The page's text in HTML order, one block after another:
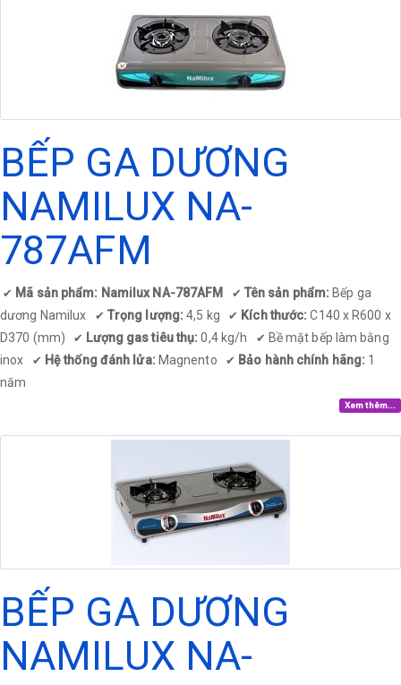
BẾP GA DƯƠNG
NAMILUX NA-
787AFM
✔ Mã sản phẩm: Namilux NA-787AFM ✔ Tên sản phẩm: Bếp ga
dương Namilux
✔ Trọng lượng:4,5 kg ✔ Kích thước:C140 x R600 x
D370 (mm)
✔ Lượng gas tiêu thụ: 0,4 kg/h ✔ Bề mặt bếp làm bằng
inox
✔ Hệ thống đánh lửa: Magnento ✔ Bảo hành chính hãng: 1
năm
Xem thêm...
BẾP GA DƯƠNG
NAMILUX NA-